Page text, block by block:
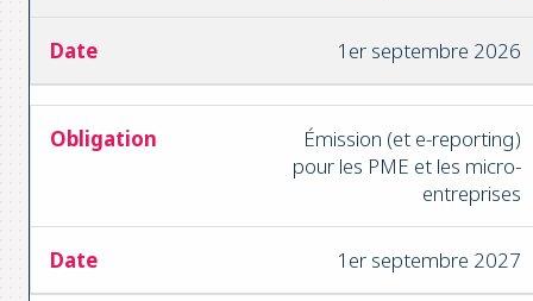
1er septembre 2026
Émission (et e-reporting)
pour les PME et les micro-
entreprises
1er septembre 2027